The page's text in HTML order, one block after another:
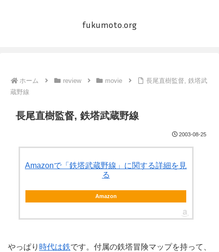
fukumoto.org
ホーム review movie
長尾直樹監督, 鉄塔武
蔵野線
長尾直樹監督, 鉄塔武蔵野線
2003-08-25
Amazonで「鉄塔武蔵野線」に関する詳細を見
る
Amazon
やっぱり 時代は鉄です。付属の鉄塔冒険マップを持って、